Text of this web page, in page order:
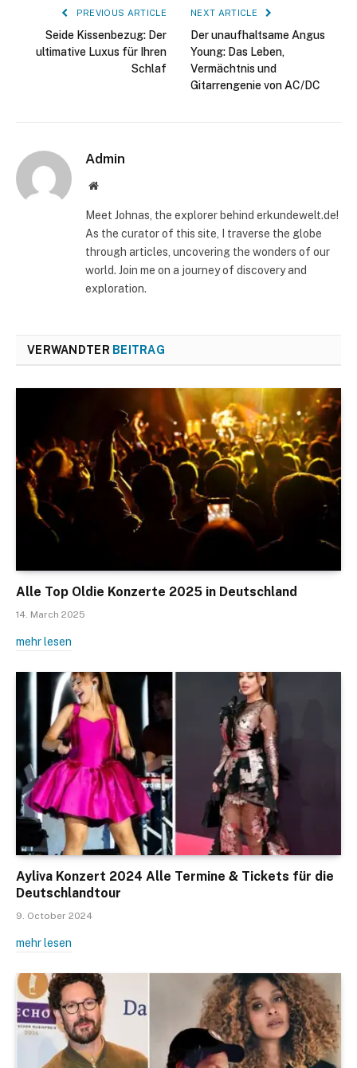
PREVIOUS ARTICLE
Seide Kissenbezug: Der
ultimative Luxus für Ihren
Schlaf
NEXT ARTICLE
Der unaufhaltsame Angus
Young: Das Leben,
Vermächtnis und
Gitarrengenie von AC/DC
Admin
Website
Meet Johnas, the explorer behind erkundewelt.de!
As the curator of this site, I traverse the globe
through articles, uncovering the wonders of our
world. Join me on a journey of discovery and
exploration.
VERWANDTER BEITRAG
Alle Top Oldie Konzerte 2025 in Deutschland
14. March 2025
mehr lesen
Ayliva Konzert 2024 Alle Termine & Tickets für die
Deutschlandtour
9. October 2024
mehr lesen